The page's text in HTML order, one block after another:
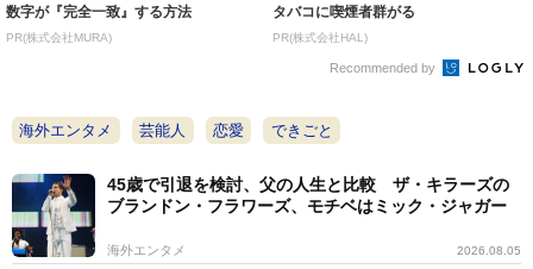
数字が『完全一致』する方法
PR(株式会社MURA)
タバコに喫煙者群がる
PR(株式会社HAL)
Recommended by
海外エンタメ 芸能人 恋愛 できごと
45歳で引退を検討、父の人生と比較 ザ・キラーズの
ブランドン・フラワーズ、モチベはミック・ジャガー
海外エンタメ 2026.08.05